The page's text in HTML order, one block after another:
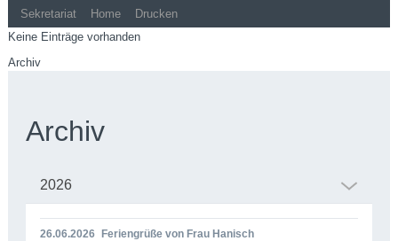
Sekretariat Home
Drucken
Keine Einträge vorhanden
Archiv
Archiv
2026
26.06.2026 Feriengrüße von Frau Hanisch